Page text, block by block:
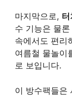
마지막으로, 터
수 기능은 물
속에서도 편리
여름철 물놀이
로 보입니다.
이 방수팩들은